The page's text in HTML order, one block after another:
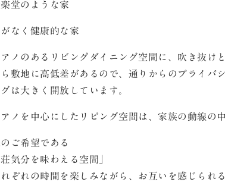
楽堂のような家
がなく健康的な家
ノのあるリビングダイニング空間に、吹き抜け
敷地に高低差があるので、通りからのプライバ
は大きく開放しています。
ノを中心にしたリビング空間は、家族の動線の
ご希望である
荘気分を味わえる空間」
れぞれの時間を楽しみながら、お互いを感じられる